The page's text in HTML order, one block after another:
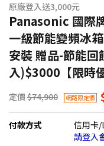
原廠登入送3,000元
Panasonic 國際
一級節能變頻冰
安裝 贈品-節能
入)$3000【限時
定價 $74,900 網路限定價
付款方式
信用卡/
請登入